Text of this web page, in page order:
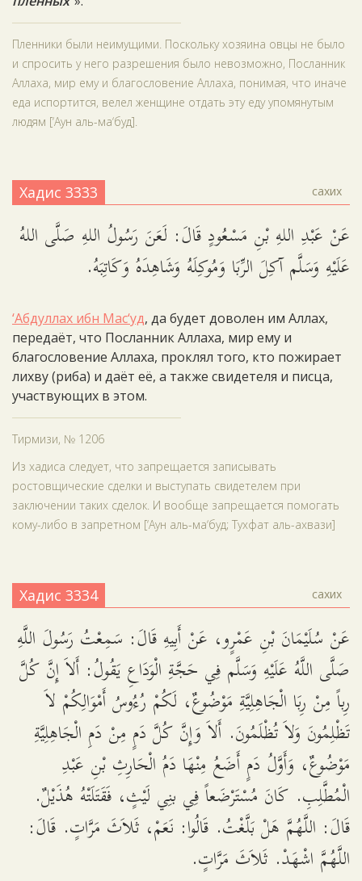
Пленники были неимущими. Поскольку хозяина овцы не было
и спросить у него разрешения было невозможно, Посланник
Аллаха, мир ему и благословение Аллаха, понимая, что иначе
еда испортится, велел женщине отдать эту еду упомянутым
людям [‘Аун аль-ма‘буд].
Хадис 3333 сахих
عَنْ عَبْدِ اللهِ بْنِ مَسْعُودٍ قَالَ: لَعَنَ رَسُولُ اللهِ صَلَّى اللهُ
عَلَيْهِ وَسَلَّم آكِلَ الرِّبَا وَمُوكِلَهُ وَشَاهِدَهُ وَكَاتِبَهُ.
‘Абдуллах ибн Мас‘уд, да будет доволен им Аллах,
передаёт, что Посланник Аллаха, мир ему и
благословение Аллаха, проклял того, кто пожирает
лихву (риба) и даёт её, а также свидетеля и писца,
участвующих в этом.
Тирмизи, № 1206
Из хадиса следует, что запрещается записывать
ростовщические сделки и выступать свидетелем при
заключении таких сделок. И вообще запрещается помогать
кому-либо в запретном [‘Аун аль-ма‘буд; Тухфат аль-ахвази]
Хадис 3334 сахих
عَنْ سُلَيْمَانَ بْنِ عَمْرٍو، عَنْ أَبِيهِ قَالَ: سَمِعْتُ رَسُولَ اللَّهِ
صَلَّى اللَّهُ عَلَيْهِ وَسَلَّم فِي حَجَّةِ الْوَدَاعِ يَقُولُ: أَلاَ إِنَّ كُلَّ
رِباً مِنْ رِبَا الْجَاهِلِيَّةِ مَوْضُوعٌ، لَكُمْ رُءُوسُ أَمْوَالِكُمْ لاَ
تَظْلِمُونَ وَلاَ تُظْلَمُونَ. أَلاَ وَإِنَّ كُلَّ دَمٍ مِنْ دَمِ الْجَاهِلِيَّةِ
مَوْضُوعٌ، وَأَوَّلُ دَمٍ أَضَعُ مِنْهَا دَمُ الْحَارِثِ بْنِ عَبْدِ
الْمُطَّلِبِ. كَانَ مُسْتَرْضَعاً فِي بنِي لَيْثٍ، فَقَتَلَتْهُ هُذَيْلٌ.
قَالَ: اللَّهُمَّ هَلْ بَلَّغْتُ. قَالُوا: نَعَمْ، ثَلاَثَ مَرَّاتٍ. قَالَ:
اللَّهُمَّ اشْهَدْ. ثَلاَثَ مَرَّاتٍ.